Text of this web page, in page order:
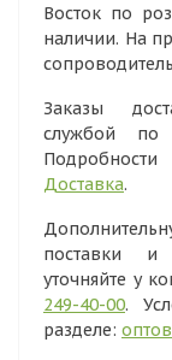
Восток по
наличии. На
Заказы
службой по
Доставка.
поставки и
уточняйте у
249-40-00.
разделе: